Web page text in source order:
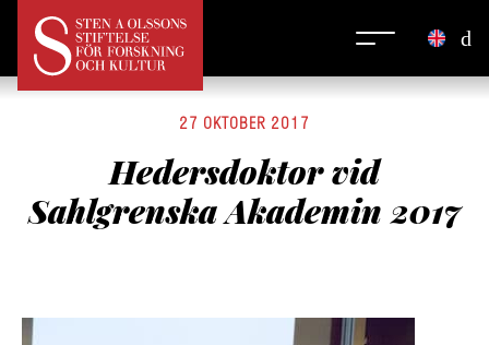
27 OKTOBER 2017
Hedersdoktor vid
Sahlgrenska Akademin 2017